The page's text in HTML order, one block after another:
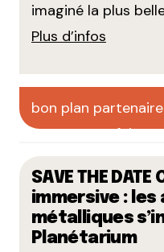
imaginé la plus
Plus d’infos
bon plan partenaire
faites
SAVE THE
immersive : les
métalliques
Planétarium